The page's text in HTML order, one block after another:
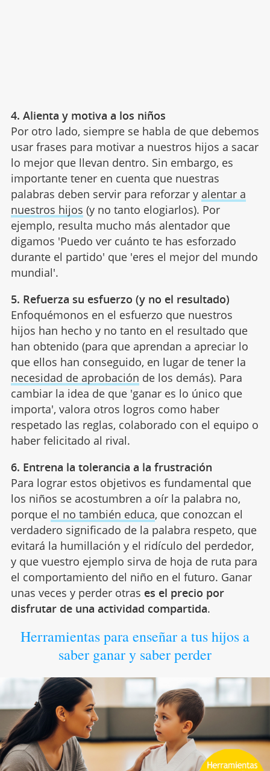
4. Alienta y motiva a los niños
Por otro lado, siempre se habla de que debemos
usar frases para motivar a nuestros hijos a sacar
lo mejor que llevan dentro. Sin embargo, es
importante tener en cuenta que nuestras
palabras deben servir para reforzar y alentar a
nuestros hijos (y no tanto elogiarlos). Por
ejemplo, resulta mucho más alentador que
digamos 'Puedo ver cuánto te has esforzado
durante el partido' que 'eres el mejor del mundo
mundial'.
5. Refuerza su esfuerzo (y no el resultado)
Enfoquémonos en el esfuerzo que nuestros
hijos han hecho y no tanto en el resultado que
han obtenido (para que aprendan a apreciar lo
que ellos han conseguido, en lugar de tener la
necesidad de aprobación de los demás). Para
cambiar la idea de que 'ganar es lo único que
importa', valora otros logros como haber
respetado las reglas, colaborado con el equipo o
haber felicitado al rival.
6. Entrena la tolerancia a la frustración
Para lograr estos objetivos es fundamental que
los niños se acostumbren a oír la palabra no,
porque el no también educa, que conozcan el
verdadero significado de la palabra respeto, que
evitará la humillación y el ridículo del perdedor,
y que vuestro ejemplo sirva de hoja de ruta para
el comportamiento del niño en el futuro. Ganar
unas veces y perder otras es el precio por
disfrutar de una actividad compartida.
Herramientas para enseñar a tus hijos a
saber ganar y saber perder